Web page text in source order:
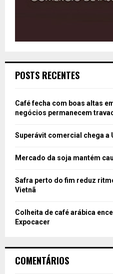
POSTS RECENTES
Café fecha com boas altas
negócios permanecem
Superávit comercial chega a
Mercado da soja mantém
Safra perto do fim reduz
Vietnã
Colheita de café arábica
Expocacer
COMENTÁRIOS